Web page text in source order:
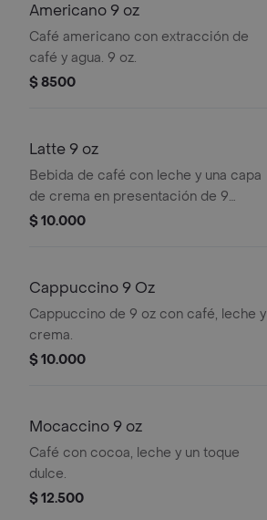
Americano 9 oz
Café americano con extracción de
café y agua. 9 oz.
$ 8500
Latte 9 oz
Bebida de café con leche y una capa
de crema en presentación de 9
onzas.
$ 10.000
Cappuccino 9 Oz
Cappuccino de 9 oz con café, leche y
crema.
$ 10.000
Mocaccino 9 oz
Café con cocoa, leche y un toque
dulce.
$ 12.500